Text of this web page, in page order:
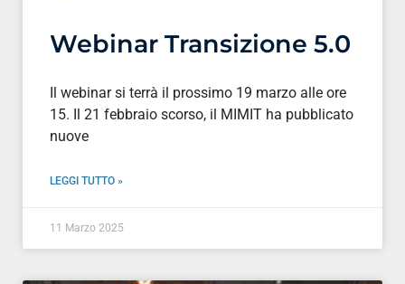
Webinar Transizione 5.0
Il webinar si terrà il prossimo 19 marzo alle ore
15. Il 21 febbraio scorso, il MIMIT ha pubblicato
nuove
LEGGI TUTTO »
11 Marzo 2025